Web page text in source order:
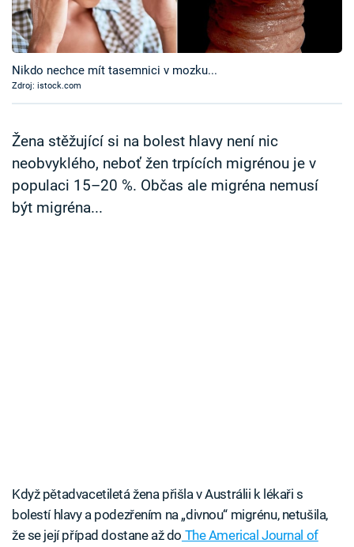
Časopis
Sledujte prima+
Sledujte nás
Nikdo nechce mít tasemnici v mozku...
Zdroj: istock.com
Žena stěžující si na bolest hlavy není nic
neobvyklého, neboť žen trpících migrénou je v
populaci 15–20 %. Občas ale migréna nemusí
být migréna...
Když pětadvacetiletá žena přišla v Austrálii k lékaři s
bolestí hlavy a podezřením na „divnou“ migrénu, netušila,
že se její případ dostane až do The Americal Journal of